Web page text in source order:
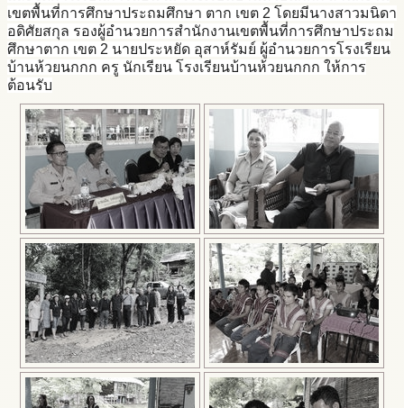
เขตพื้นที่การศึกษาประถมศึกษา ตาก เขต 2 โดยมีนางสาวมนิดา
อดิศัยสกุล รองผู้อำนวยการสำนักงานเขตพื้นที่การศึกษาประถม
ศึกษาตาก เขต 2 นายประหยัด อุสาห์รัมย์ ผู้อำนวยการโรงเรียน
บ้านห้วยนกกก ครู นักเรียน โรงเรียนบ้านห้วยนกกก ให้การ
ต้อนรับ